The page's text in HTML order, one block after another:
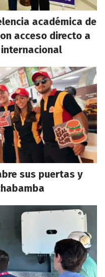
académica de
acceso directo a
sus puertas y